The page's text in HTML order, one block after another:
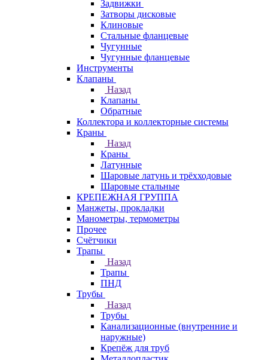
Задвижки
Затворы дисковые
Клиновые
Стальные фланцевые
Чугунные
Чугунные фланцевые
Инструменты
Клапаны
Назад
Клапаны
Обратные
Коллектора и коллекторные системы
Краны
Назад
Краны
Латунные
Шаровые латунь и трёхходовые
Шаровые стальные
КРЕПЕЖНАЯ ГРУППА
Манжеты, прокладки
Манометры, термометры
Прочее
Счётчики
Трапы
Назад
Трапы
ПНД
Трубы
Назад
Трубы
Канализационные (внутренние и
наружные)
Крепёж для труб